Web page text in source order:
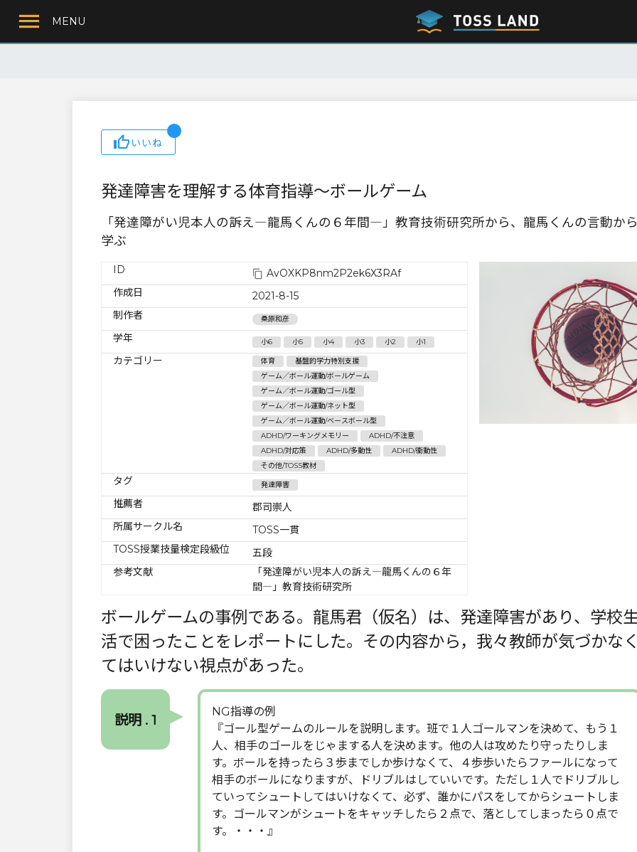
MENU
いいね
発達障害を理解する体育指導～ボールゲーム
「発達障がい児本人の訴え―龍馬くんの６年間―」教育技術研究所から、龍馬くんの言動か
学ぶ
ID
AvOXKP8nm2P2ek6X3RAf
作成日
2021-8-15
制作者
桑原和彦
学年 小6 小5 小4 小3 小2 小1
カテゴリー 体育
基盤的学力特別支援
ゲーム／ボール運動/ボールゲーム
ゲーム／ボール運動/ゴール型
ゲーム／ボール運動/ネット型
ゲーム／ボール運動/ベースボール型
ADHD/ワーキングメモリー
ADHD/不注意
ADHD/対応策
ADHD/多動性
ADHD/衝動性
その他/TOSS教材
タグ 発達障害
推薦者
郡司崇人
所属サークル名
TOSS一貫
TOSS授業技量検定段級位
五段
参考文献
「発達障がい児本人の訴え―龍馬くんの６年
間―」教育技術研究所
ボールゲームの事例である。龍馬君（仮名）は、発達障害があり、学校
活で困ったことをレポートにした。その内容から，我々教師が気づかな
てはいけない視点があった。
説明 . 1
NG指導の例
『ゴール型ゲームのルールを説明します。班で１人ゴールマンを決めて、もう１
人、相手のゴールをじゃまする人を決めます。他の人は攻めたり守ったりしま
す。ボールを持ったら３歩までしか歩けなくて、４歩歩いたらファールになって
相手のボールになりますが、ドリブルはしていいです。ただし１人でドリブルし
ていってシュートしてはいけなくて、必ず、誰かにパスをしてからシュートしま
す。ゴールマンがシュートをキャッチしたら２点で、落としてしまったら０点で
す。・・・』